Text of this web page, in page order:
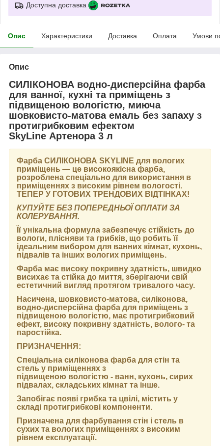
Доступна доставка
Опис Характеристики Доставка Оплата Умови
Опис
СИЛІКОНОВА водно-дисперсійна фарба
для ванної, кухні та приміщень з
підвищеною вологістю, миюча
шовковисто-матова емаль без запаху з
протигрибковим ефектом
SkyLine Артенора 3 л
Фарба СИЛІКОНОВА SKYLINE для вологих
приміщень — це високоякісна фарба,
розроблена спеціально для використання в
приміщеннях з високим рівнем вологості.
ТЕПЕР У ГОТОВИХ ТРЕНДОВИХ ВІДТІНКАХ!
КУПУЙТЕ БЕЗ ПОПЕРЕДНЬОЇ ОПЛАТИ ЗА
КОЛЕРУВАННЯ.
Її унікальна формула забезпечує стійкість до
вологи, плісняви та грибків, що робить її
ідеальним вибором для ванних кімнат, кухонь,
підвалів та інших вологих приміщень.
Фарба має високу покривну здатність, швидко
висихає та стійка до миття, зберігаючи свій
естетичний вигляд протягом тривалого часу.
Насичена, шовковисто-матова, силіконова,
водно-дисперсійна фарба для приміщень з
підвищеною вологістю, має протигрибковий
ефект, високу покривну здатність, волого- та
паростійка.
ПРИЗНАЧЕННЯ:
Спеціальна силіконова фарба для стін та
стель у приміщеннях з
підвищеною вологістю - ванн, кухонь, сирих
підвалах, складських кімнат та інше.
Запобігає появі грибка та цвілі, містить у
складі протигрибкові компоненти.
Призначена для фарбування стін і стель в
сухих та вологих приміщеннях з високим
рівнем експлуатації.